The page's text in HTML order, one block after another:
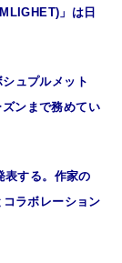
」は日
ュプルメット
ンまで務めてい
表する。作家の
ラボレーション